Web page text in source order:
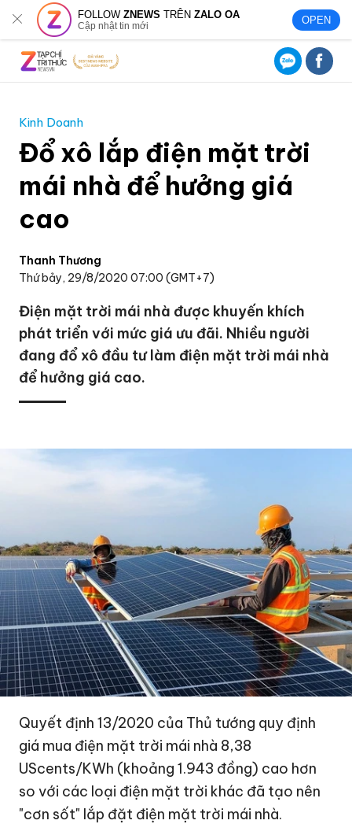
FOLLOWZNEWS TRÊNZALO OA
Cập nhật tin mới OPEN
Kinh Doanh
Đổ xô lắp điện mặt trời
mái nhà để hưởng giá
cao
Thanh Thương
Thứ bảy, 29/8/2020 07:00 (GMT+7)
Điện mặt trời mái nhà được khuyến khích
phát triển với mức giá ưu đãi. Nhiều người
đang đổ xô đầu tư làm điện mặt trời mái nhà
để hưởng giá cao.
Quyết định 13/2020 của Thủ tướng quy định
giá mua điện mặt trời mái nhà 8,38
UScents/KWh (khoảng 1.943 đồng) cao hơn
so với các loại điện mặt trời khác đã tạo nên
"cơn sốt" lắp đặt điện mặt trời mái nhà.